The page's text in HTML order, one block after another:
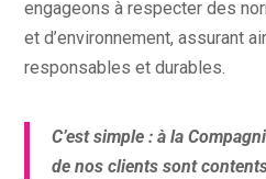
engageons à respecter des
et d’environnement, assurant
responsables et durables.
C’est simple : à la
de nos clients sont